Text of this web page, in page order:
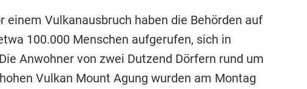
einem Vulkanausbruch haben die Behörden auf
100.000 Menschen aufgerufen, sich in
Anwohner von zwei Dutzend Dörfern rund um
Vulkan Mount Agung wurden am Montag